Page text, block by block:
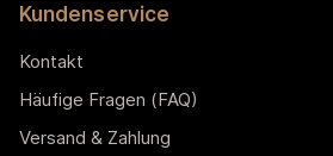
Kundenservice
Kontakt
Häufige Fragen (FAQ)
Versand & Zahlung